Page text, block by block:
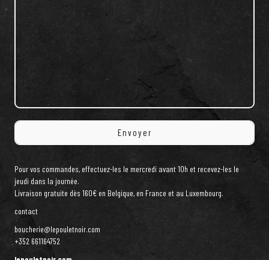
Pour vos commandes, effectuez-les le mercredi avant 10h et recevez-les le
jeudi dans la journée.
Livraison gratuite dès 160€ en Belgique, en France et au Luxembourg.
contact
boucherie@lepouletnoir.com
+352 661164752